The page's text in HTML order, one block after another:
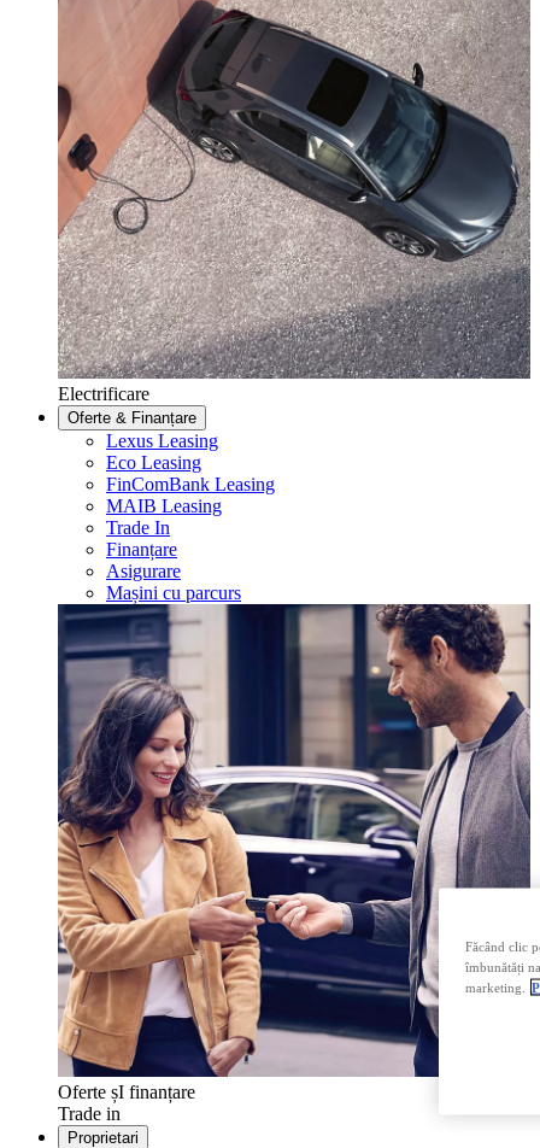
Electrificare
Oferte & Finanțare
Lexus Leasing
Eco Leasing
FinComBank Leasing
MAIB Leasing
Trade In
Finanțare
Asigurare
Mașini cu parcurs
Oferte șI finanțare
Trade in
Proprietari
Făcând clic
îmbunătăți
marketing.